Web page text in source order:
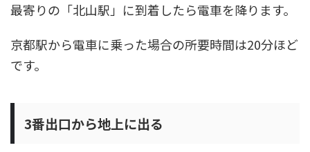
最寄りの「北山駅」に到着したら電車を降ります。
京都駅から電車に乗った場合の所要時間は20分ほど
です。
3番出口から地上に出る